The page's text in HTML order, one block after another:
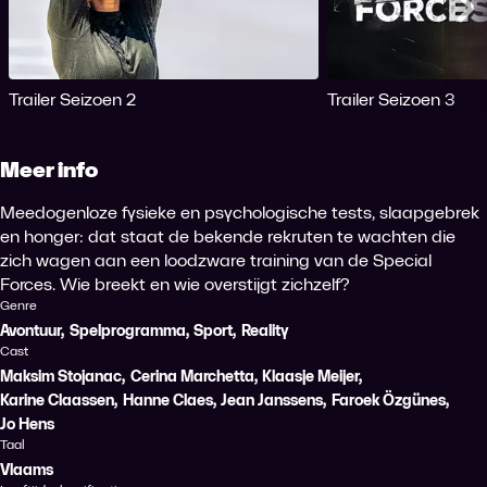
Trailer Seizoen 2 Trailer Seizoen 3
Meer info
Meedogenloze fysieke en psychologische tests, slaapgebrek
en honger: dat staat de bekende rekruten te wachten die
zich wagen aan een loodzware training van de Special
Forces. Wie breekt en wie overstijgt zichzelf?
Genre
Avontuur, Spelprogramma, Sport, Reality
Cast
Maksim Stojanac, Cerina Marchetta, Klaasje Meijer,
Karine Claassen, Hanne Claes, Jean Janssens, Faroek Özgünes,
Jo Hens
Taal
Vlaams